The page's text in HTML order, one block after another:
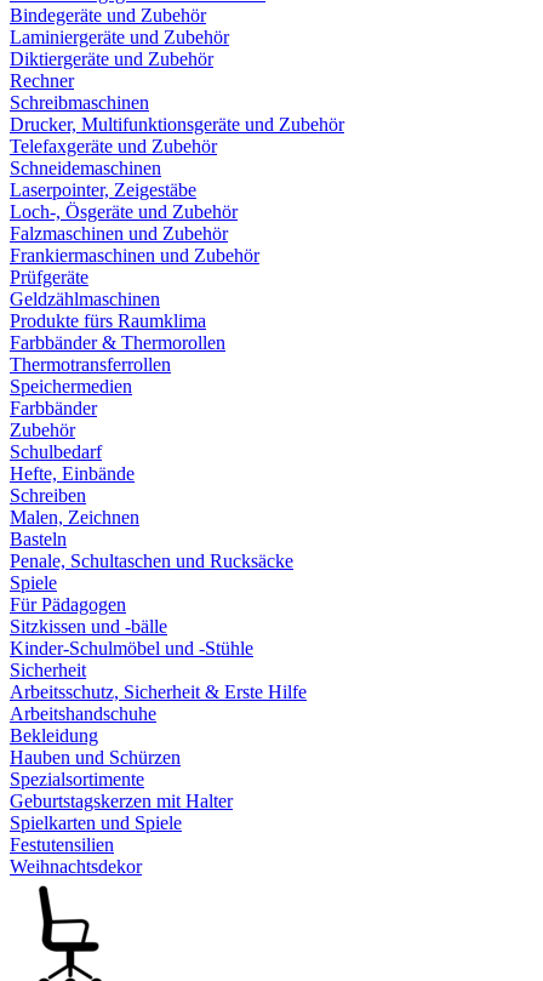
Bindegeräte und Zubehör
Laminiergeräte und Zubehör
Diktiergeräte und Zubehör
Rechner
Schreibmaschinen
Drucker, Multifunktionsgeräte und Zubehör
Telefaxgeräte und Zubehör
Schneidemaschinen
Laserpointer, Zeigestäbe
Loch-, Ösgeräte und Zubehör
Falzmaschinen und Zubehör
Frankiermaschinen und Zubehör
Prüfgeräte
Geldzählmaschinen
Produkte fürs Raumklima
Farbbänder & Thermorollen
Thermotransferrollen
Speichermedien
Farbbänder
Zubehör
Schulbedarf
Hefte, Einbände
Schreiben
Malen, Zeichnen
Basteln
Penale, Schultaschen und Rucksäcke
Spiele
Für Pädagogen
Sitzkissen und -bälle
Kinder-Schulmöbel und -Stühle
Sicherheit
Arbeitsschutz, Sicherheit & Erste Hilfe
Arbeitshandschuhe
Bekleidung
Hauben und Schürzen
Spezialsortimente
Geburtstagskerzen mit Halter
Spielkarten und Spiele
Festutensilien
Weihnachtsdekor